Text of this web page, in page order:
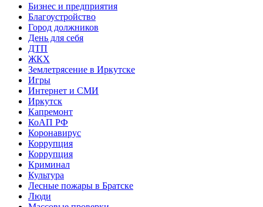
Бизнес и предприятия
Благоустройство
Город должников
День для себя
ДТП
ЖКХ
Землетрясение в Иркутске
Игры
Интернет и СМИ
Иркутск
Капремонт
КоАП РФ
Коронавирус
Коррупция
Коррупция
Криминал
Культура
Лесные пожары в Братске
Люди